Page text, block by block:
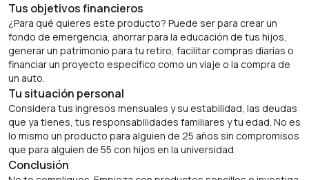
Tus objetivos financieros
¿Para qué quieres este producto? Puede ser para crear un
fondo de emergencia, ahorrar para la educación de tus hijos,
generar un patrimonio para tu retiro, facilitar compras diarias o
financiar un proyecto específico como un viaje o la compra de
un auto.
Tu situación personal
Considera tus ingresos mensuales y su estabilidad, las deudas
que ya tienes, tus responsabilidades familiares y tu edad. No es
lo mismo un producto para alguien de 25 años sin compromisos
que para alguien de 55 con hijos en la universidad.
Conclusión